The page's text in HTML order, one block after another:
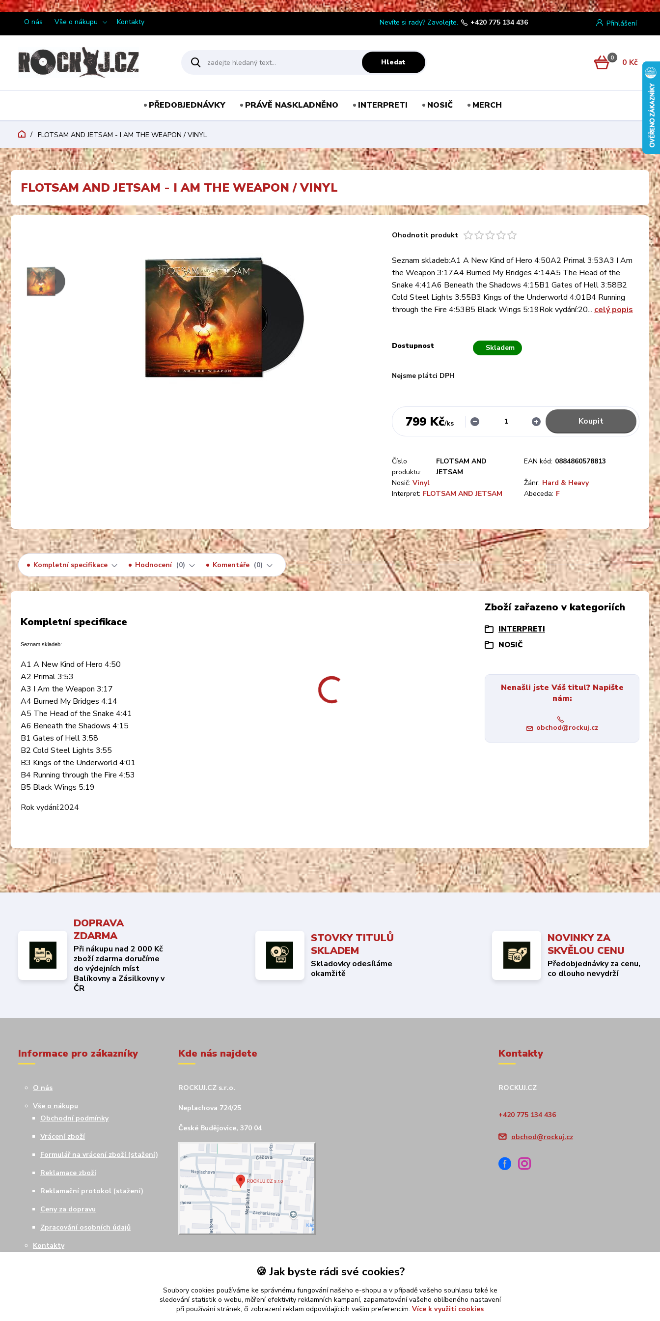
¨
O nás Vše o nákupu Kontakty Přihlášení
Hledat
Nevíte si rady? Zavolejte. +420 775 134 436
0 0 Kč
PŘEDOBJEDNÁVKY PRÁVĚ NASKLADNĚNO INTERPRETI NOSIČ MERCH
FLOTSAM AND JETSAM - I AM THE WEAPON / VINYL
FLOTSAM AND JETSAM - I AM THE WEAPON / VINYL
Ohodnotit produkt
Seznam skladeb:A1 A New Kind of Hero 4:50A2 Primal 3:53A3 I Am
the Weapon 3:17A4 Burned My Bridges 4:14A5 The Head of the
Snake 4:41A6 Beneath the Shadows 4:15B1 Gates of Hell 3:58B2
Cold Steel Lights 3:55B3 Kings of the Underworld 4:01B4 Running
through the Fire 4:53B5 Black Wings 5:19Rok vydání:20... celý popis
Dostupnost Skladem
Nejsme plátci DPH
799 Kč/ks Koupit
Číslo
produktu:
FLOTSAM AND
JETSAM
EAN kód: 0884860578813
Nosič: Vinyl Žánr: Hard & Heavy
Interpret: FLOTSAM AND JETSAM Abeceda: F
Kompletní specifikace Hodnocení 0 Komentáře 0
Kompletní specifikace
Seznam skladeb:
A1 A New Kind of Hero 4:50
A2 Primal 3:53
A3 I Am the Weapon 3:17
A4 Burned My Bridges 4:14
A5 The Head of the Snake 4:41
A6 Beneath the Shadows 4:15
B1 Gates of Hell 3:58
B2 Cold Steel Lights 3:55
B3 Kings of the Underworld 4:01
B4 Running through the Fire 4:53
B5 Black Wings 5:19
Rok vydání:2024
Zboží zařazeno v kategoriích
INTERPRETI
NOSIČ
Nenašli jste Váš titul? Napište
nám:
obchod@rockuj.cz
DOPRAVA
ZDARMA
Při nákupu nad 2 000 Kč
zboží zdarma doručíme
do výdejních míst
Balíkovny a Zásilkovny v
ČR
STOVKY TITULŮ
SKLADEM
Skladovky odesíláme
okamžitě
NOVINKY ZA
SKVĚLOU CENU
Předobjednávky za cenu,
co dlouho nevydrží
Informace pro zákazníky
O nás
Vše o nákupu
Obchodní podmínky
Vrácení zboží
Formulář na vrácení zboží (stažení)
Reklamace zboží
Reklamační protokol (stažení)
Ceny za dopravu
Zpracování osobních údajů
Kontakty
Kde nás najdete
ROCKUJ.CZ s.r.o.
Neplachova 724/25
České Budějovice, 370 04
Kontakty
ROCKUJ.CZ
+420 775 134 436
obchod@rockuj.cz
🍪 Jak byste rádi své cookies?
Soubory cookies používáme ke správnému fungování našeho e-shopu a v případě vašeho souhlasu také ke
sledování statistik o webu, měření efektivity reklamních kampaní, zapamatování vašeho oblíbeného nastavení
při používání stránek, či zobrazení reklam odpovídajících vašim preferencím. Více k využití cookies